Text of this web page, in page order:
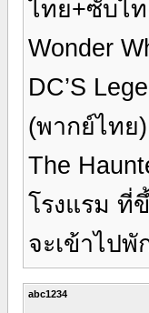
ไทย+ซับไ
Wonder
DC’S
(พากย์ไทย
The
โรงแรม ที่
จะเข้าไป
abc1234